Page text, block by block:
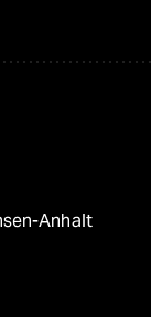
Anhalt